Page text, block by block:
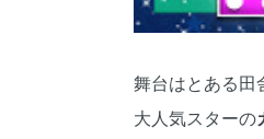
舞台はとある⽥
⼤⼈気スターの